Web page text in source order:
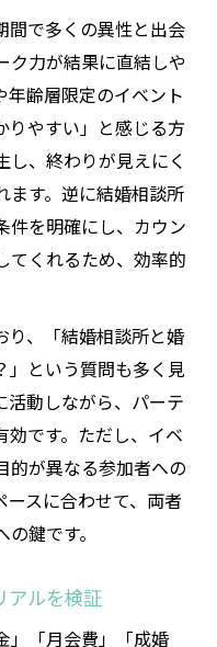
間で多くの異性と出会
ク力が結果に直結しや
年齢層限定のイベント
りやすい」と感じる方
し、終わりが見えにく
ます。逆に結婚相談所
件を明確にし、カウン
てくれるため、効率的
り、「結婚相談所と婚
」という質問も多く見
活動しながら、パーテ
効です。ただし、イベ
的が異なる参加者への
ースに合わせて、両者
鍵です。
アルを検証
」「月会費」「成婚